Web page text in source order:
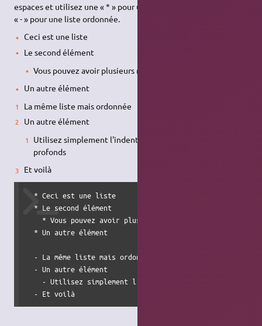
espaces et utilisez une « * » pour une liste non ordonnée ou un
« - » pour une liste ordonnée.
Ceci est une liste
Le second élément
Vous pouvez avoir plusieurs niveaux
Un autre élément
La même liste mais ordonnée
Un autre élément
Utilisez simplement l'indentation pour des niveaux plus
profonds
Et voilà
  * Ceci est une liste
  * Le second élément
    * Vous pouvez avoir plusieurs niveaux
  * Un autre élément
  - La même liste mais ordonnée
  - Un autre élément
- Utilisez simplement l'indentation pour des niveaux
  - Et voilà